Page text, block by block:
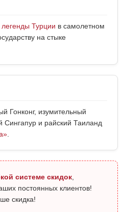
Турции в самолетном
на стыке
Гонконг, изумительный
Сингапур и райский Таиланд
системе скидок
постоянных клиентов!
скидка!